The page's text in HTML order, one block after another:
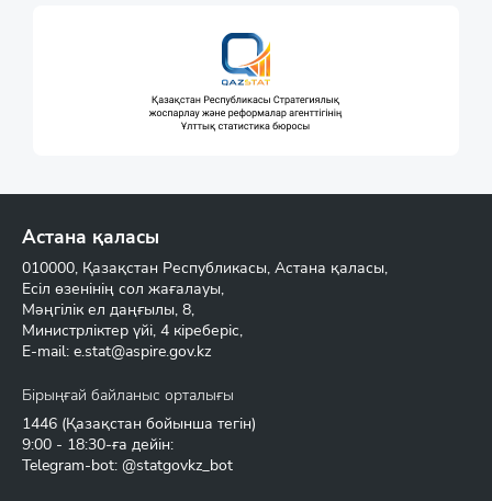
Астана қаласы
010000, Қазақстан Республикасы, Астана қаласы,
Есіл өзенінің сол жағалауы,
Мәңгілік ел даңғылы, 8,
Министрліктер үйі, 4 кіреберіс,
E-mail: e.stat@aspire.gov.kz
Бірыңғай байланыс орталығы
1446 (Қазақстан бойынша тегін)
9:00 - 18:30-ға дейін:
Telegram-bot: @statgovkz_bot